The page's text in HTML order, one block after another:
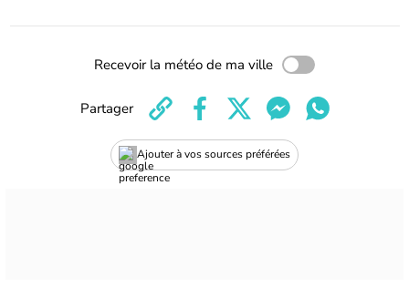
Recevoir la météo de ma ville
Ajouter à vos sources préférées
Partager